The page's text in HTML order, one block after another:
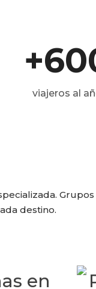
viajeros al
destino.